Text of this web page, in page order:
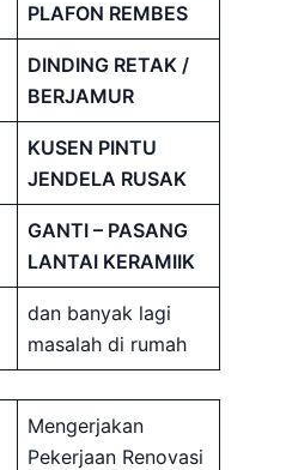
PLAFON REMBES
DINDING RETAK /
BERJAMUR
KUSEN PINTU
JENDELA RUSAK
GANTI – PASANG
LANTAI KERAMIIK
dan banyak lagi
masalah di rumah
Mengerjakan
Pekerjaan Renovasi